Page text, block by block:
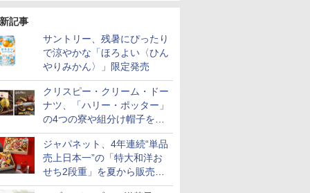
記事
サントリー、残暑にぴったり
で涼やかな「ほろよい〈ひん
やりみかん〉」限定発売
クリスピー・クリーム・ドー
ナツ、「ハリー・ポッター」
の4つの寮や組分け帽子をイ
メージしたドーナツなど発売
ジャパネット、4年連続“単品
売上日本一”の「特大和洋お
せち2段重」を夏から販売。
73品・年越しそば付き